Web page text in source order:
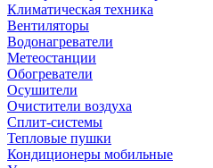
Климатическая техника
Вентиляторы
Водонагреватели
Метеостанции
Обогреватели
Осушители
Очистители воздуха
Сплит-системы
Тепловые пушки
Кондиционеры мобильные